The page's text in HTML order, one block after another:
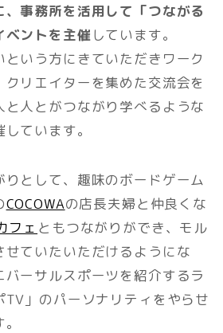
事務所を活用して「つながる
ベントを主催しています。
いう方にきていただきワーク
リエイターを集めた交流会を
人とがつながり学べるような
ています。
りとして、趣味のボードゲーム
COCOWAの店長夫婦と仲良くな
フェ ともつながりができ、モル
せていたいただけるようにな
バーサルスポーツを紹介するラ
TV」のパーソナリティをやらせ